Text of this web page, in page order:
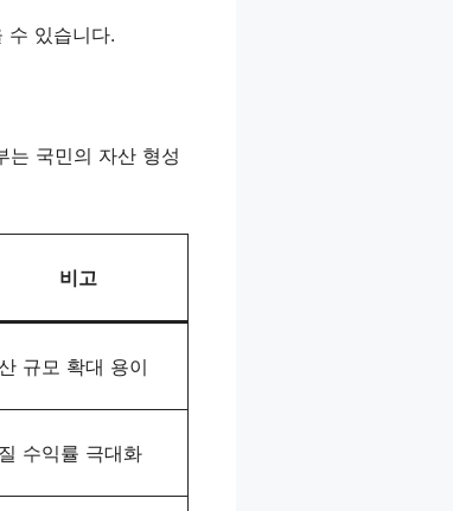
수 있습니다.
는 국민의 자산 형성
비고
규모 확대 용이
수익률 극대화